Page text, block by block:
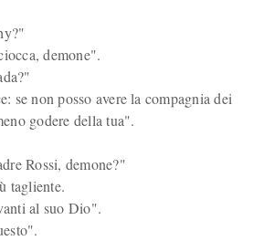
demone".
se non posso avere la compagnia dei
godere della tua".
Rossi, demone?"
tagliente.
al suo Dio".